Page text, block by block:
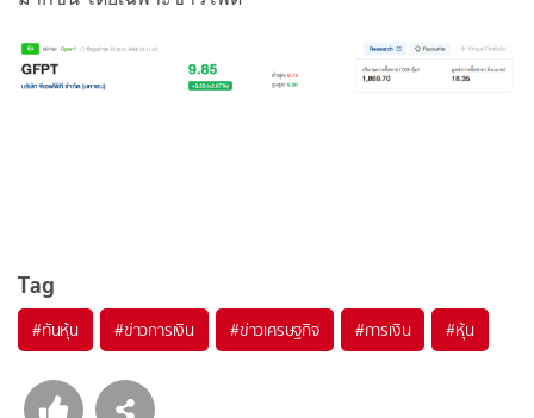
Tag
#ทันหุ้น #ข่าวการเงิน #ข่าวเศรษฐกิจ #การเงิน #หุ้น